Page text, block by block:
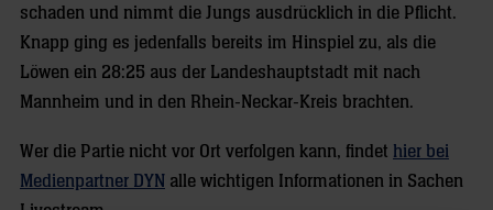
schaden und nimmt die Jungs ausdrücklich in die Pflicht.
Knapp ging es jedenfalls bereits im Hinspiel zu, als die
Löwen ein 28:25 aus der Landeshauptstadt mit nach
Mannheim und in den Rhein-Neckar-Kreis brachten.
Wer die Partie nicht vor Ort verfolgen kann, findet hier bei
Medienpartner DYN alle wichtigen Informationen in Sachen